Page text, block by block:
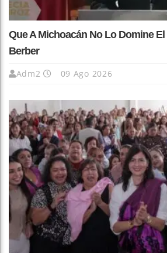
Que A Michoacán No Lo Domine
Berber
Adm2 09 Ago 2026